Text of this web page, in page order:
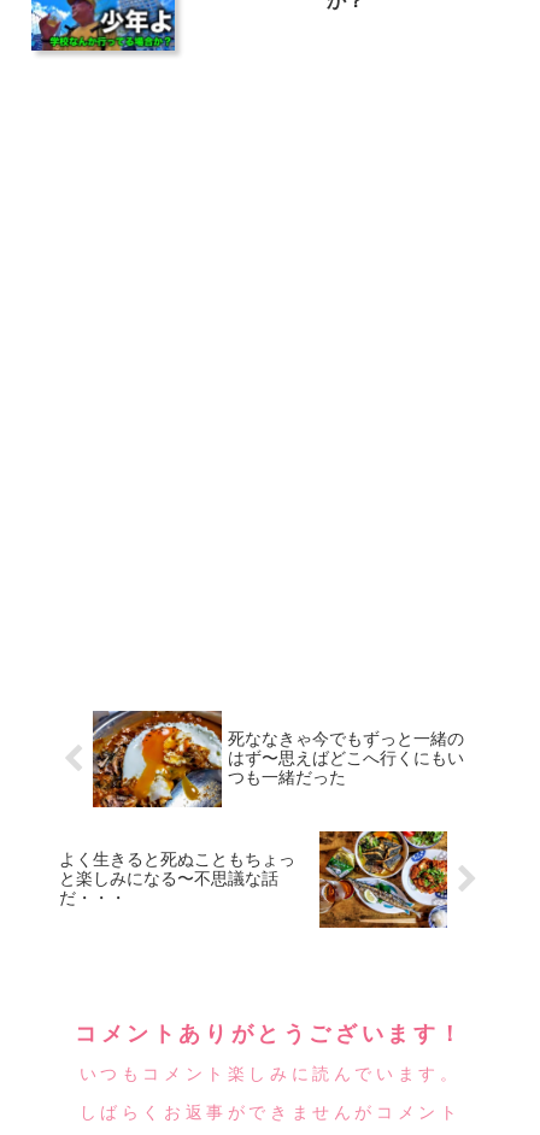
死ななきゃ今でもずっと一緒の
はず〜思えばどこへ行くにもい
つも一緒だった
よく生きると死ぬこともちょっ
と楽しみになる〜不思議な話
だ・・・
コメントありがとうございます！
いつもコメント楽しみに読んでいます。
しばらくお返事ができませんがコメント